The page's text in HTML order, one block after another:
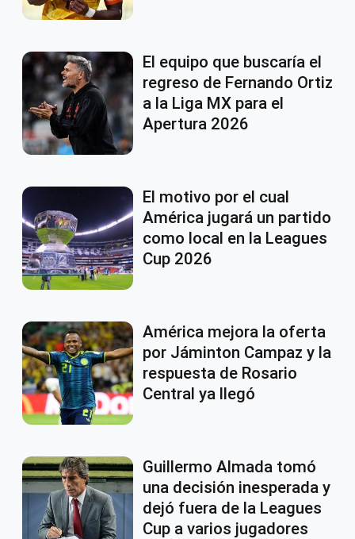
El equipo que buscaría el
regreso de Fernando Ortiz
a la Liga MX para el
Apertura 2026
El motivo por el cual
América jugará un partido
como local en la Leagues
Cup 2026
América mejora la oferta
por Jáminton Campaz y la
respuesta de Rosario
Central ya llegó
Guillermo Almada tomó
una decisión inesperada y
dejó fuera de la Leagues
Cup a varios jugadores